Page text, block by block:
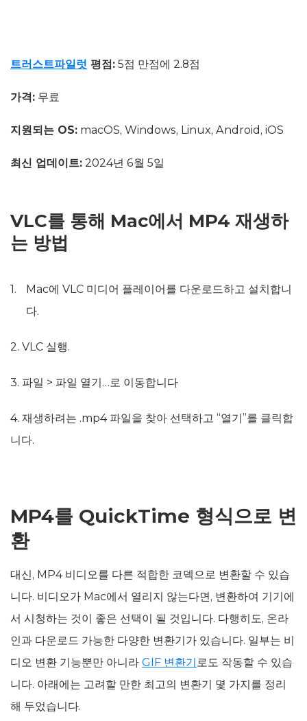
트러스트파일럿 평점: 5점 만점에 2.8점
가격: 무료
지원되는 OS: macOS, Windows, Linux, Android, iOS
최신 업데이트: 2024년 6월 5일
VLC를 통해 Mac에서 MP4 재생하
는 방법
Mac에 VLC 미디어 플레이어를 다운로드하고 설치합니
다.
2. VLC 실행.
3. 파일 > 파일 열기…로 이동합니다
4. 재생하려는 .mp4 파일을 찾아 선택하고 “열기”를 클릭합
니다.
MP4를 QuickTime 형식으로 변
환
대신, MP4 비디오를 다른 적합한 코덱으로 변환할 수 있습
니다. 비디오가 Mac에서 열리지 않는다면, 변환하여 기기에
서 시청하는 것이 좋은 선택이 될 것입니다. 다행히도, 온라
인과 다운로드 가능한 다양한 변환기가 있습니다. 일부는 비
디오 변환 기능뿐만 아니라 GIF 변환기 로도 작동할 수 있습
니다. 아래에는 고려할 만한 최고의 변환기 몇 가지를 정리
해 두었습니다.